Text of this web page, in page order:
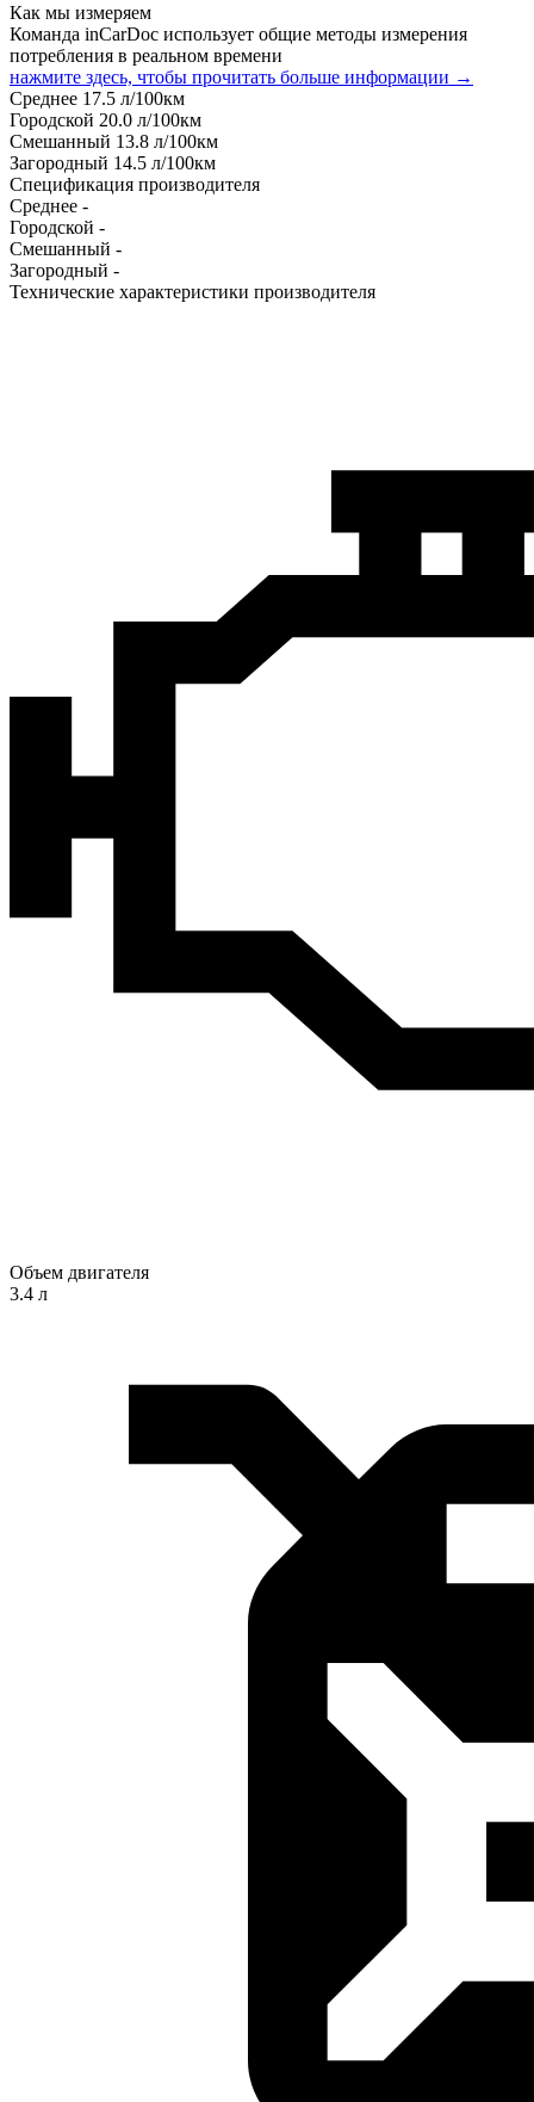
Как мы измеряем
Команда inCarDoc использует общие методы измерения
потребления в реальном времени
нажмите здесь, чтобы прочитать больше информации →
Среднее 17.5 л/100км
Городской 20.0 л/100км
Смешанный 13.8 л/100км
Загородный 14.5 л/100км
Спецификация производителя
Среднее -
Городской -
Смешанный -
Загородный -
Технические характеристики производителя
Объем двигателя
3.4 л